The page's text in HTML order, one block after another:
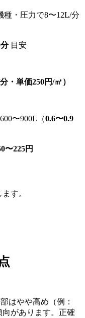
種・圧力で8〜12L/分
目安
・単価250円/㎥）
〜900L（0.6〜0.9
〜225円
す。
はやや高め（例：
向があります。正確